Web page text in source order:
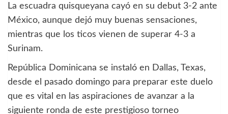
La escuadra quisqueyana cayó en su debut 3-2 ante
México, aunque dejó muy buenas sensaciones,
mientras que los ticos vienen de superar 4-3 a
Surinam.
República Dominicana se instaló en Dallas, Texas,
desde el pasado domingo para preparar este duelo
que es vital en las aspiraciones de avanzar a la
siguiente ronda de este prestigioso torneo